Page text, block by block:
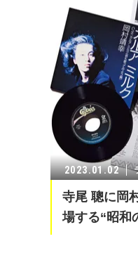
2023.01.02
寺尾 聰に岡
場する“昭和